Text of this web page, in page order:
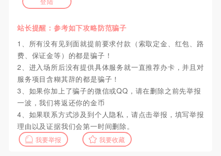
站长提醒：参考如下攻略防范骗子
1、所有没有见到面就提前要求付款（索取定金、红包、路
费、保证金等）的都是骗子！
2、进入场所后没有提供具体服务就一直推荐办卡，并且对
服务项目含糊其辞的都是骗子！
3、如果你加上了骗子的微信或QQ，请在删除之前先举报
一波，我们将返还你的金币
4、如果联系方式涉及到个人隐私，请点击举报，填写举报
理由以及证据我们会第一时间删除。
我要举报 我要收藏